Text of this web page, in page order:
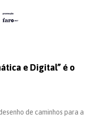
e Digital” é o
de caminhos para a